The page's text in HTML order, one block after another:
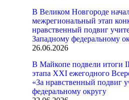
В Великом Новгороде
межрегиональный этап
нравственный подвиг
Западному федеральному
26.06.2026
В Майкопе подвели итоги
этапа XXI ежегодного
«За нравственный подвиг
федеральному округу